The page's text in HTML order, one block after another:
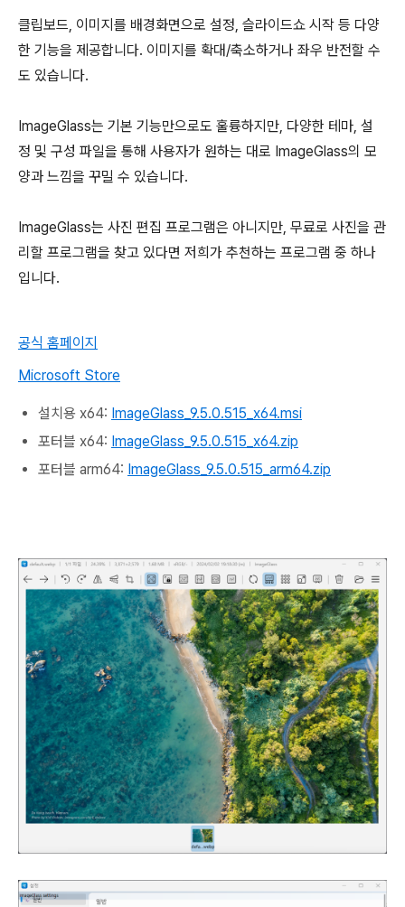
클립보드, 이미지를 배경화면으로 설정, 슬라이드쇼 시작 등 다양
한 기능을 제공합니다. 이미지를 확대/축소하거나 좌우 반전할 수
도 있습니다.
ImageGlass는 기본 기능만으로도 훌륭하지만, 다양한 테마, 설
정 및 구성 파일을 통해 사용자가 원하는 대로 ImageGlass의 모
양과 느낌을 꾸밀 수 있습니다.
ImageGlass는 사진 편집 프로그램은 아니지만, 무료로 사진을 관
리할 프로그램을 찾고 있다면 저희가 추천하는 프로그램 중 하나
입니다.
공식 홈페이지
Microsoft Store
설치용 x64: ImageGlass_9.5.0.515_x64.msi
포터블 x64: ImageGlass_9.5.0.515_x64.zip
포터블 arm64: ImageGlass_9.5.0.515_arm64.zip